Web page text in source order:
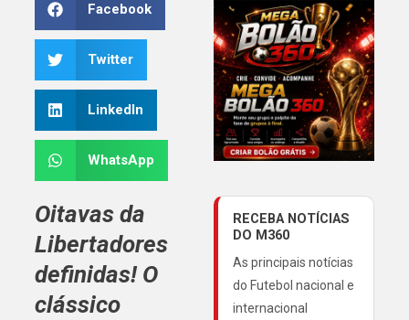
Facebook
Twitter
LinkedIn
WhatsApp
Oitavas da
Libertadores
definidas! O
clássico
RECEBA NOTÍCIAS
DO M360
As principais notícias
do Futebol nacional e
internacional